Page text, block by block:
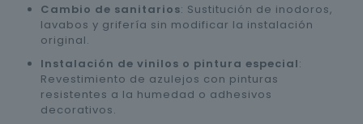
Cambio de sanitarios: Sustitución de inodoros,
lavabos y grifería sin modificar la instalación
original.
Instalación de vinilos o pintura especial:
Revestimiento de azulejos con pinturas
resistentes a la humedad o adhesivos
decorativos.